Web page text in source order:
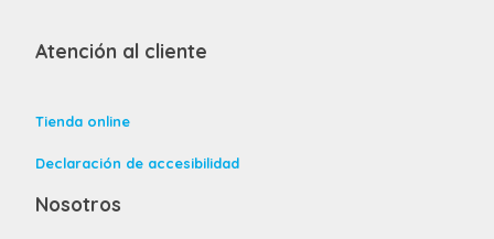
Atención al cliente
Tienda online
Declaración de accesibilidad
Nosotros